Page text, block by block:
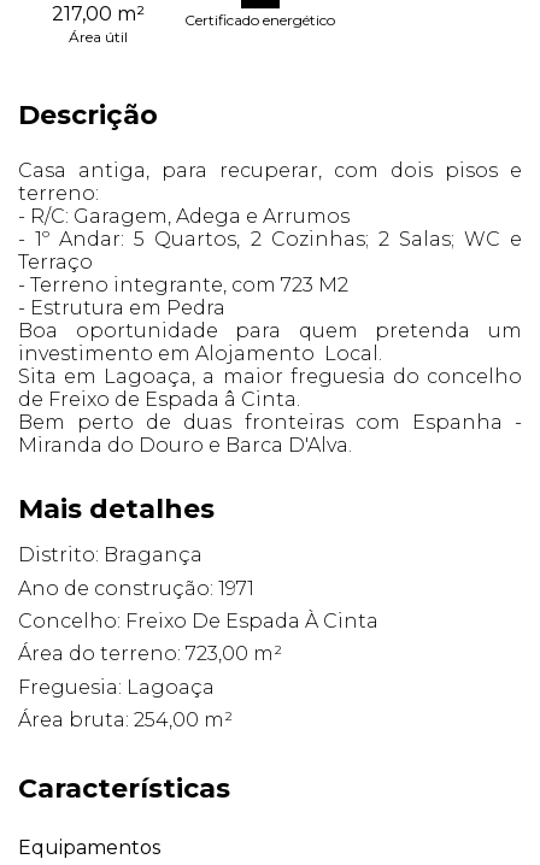
217,00 m²
Área útil
Certificado energético
Descrição
Casa antiga, para recuperar, com dois pisos e
terreno:
- R/C: Garagem, Adega e Arrumos
- 1º Andar: 5 Quartos, 2 Cozinhas; 2 Salas; WC e
Terraço
- Terreno integrante, com 723 M2
- Estrutura em Pedra
Boa oportunidade para quem pretenda um
investimento em Alojamento Local.
Sita em Lagoaça, a maior freguesia do concelho
de Freixo de Espada â Cinta.
Bem perto de duas fronteiras com Espanha -
Miranda do Douro e Barca D'Alva.
Mais detalhes
Distrito: Bragança
Ano de construção: 1971
Concelho: Freixo De Espada À Cinta
Área do terreno: 723,00 m²
Freguesia: Lagoaça
Área bruta: 254,00 m²
Características
Equipamentos